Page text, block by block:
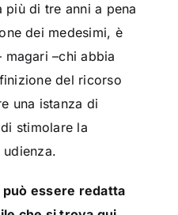
di tre anni a pena
dei medesimi, è
–chi abbia
del ricorso
una istanza di
stimolare la
può essere redatta